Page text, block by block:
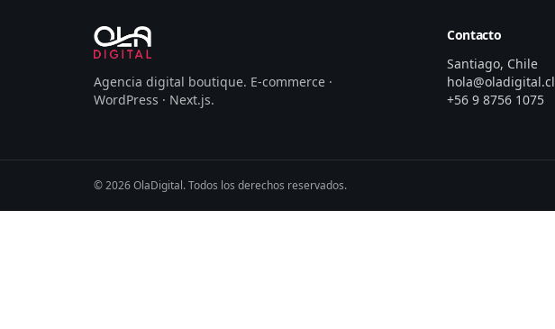
Agencia digital boutique. E-commerce ·
WordPress · Next.js.
Contacto
Santiago, Chile
hola@oladigital.cl
+56 9 8756 1075
©2026OlaDigital. Todos los derechos reservados.